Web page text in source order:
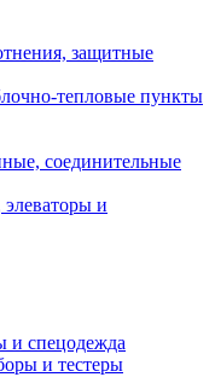
защитные
тепловые пункты
соединительные
и
и спецодежда
и тестеры